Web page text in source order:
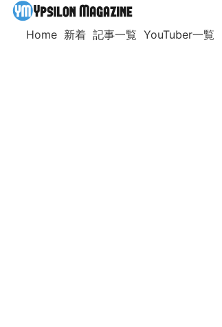
Home 新着 記事一覧 YouTuber一覧